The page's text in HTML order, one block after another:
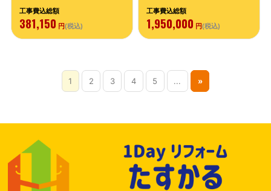
工事費込総額
381,150 円(税込)
工事費込総額
1,950,000 円(税込)
1 2 3 4 5 ... »